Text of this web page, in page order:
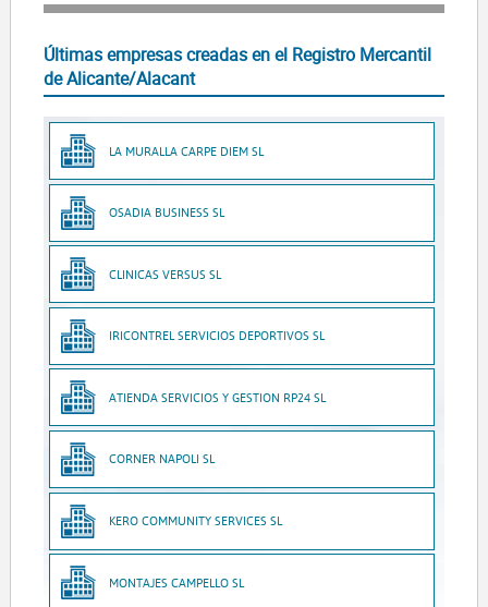
Últimas empresas creadas en el Registro Mercantil
de Alicante/Alacant
LA MURALLA CARPE DIEM SL
OSADIA BUSINESS SL
CLINICAS VERSUS SL
IRICONTREL SERVICIOS DEPORTIVOS SL
ATIENDA SERVICIOS Y GESTION RP24 SL
CORNER NAPOLI SL
KERO COMMUNITY SERVICES SL
MONTAJES CAMPELLO SL